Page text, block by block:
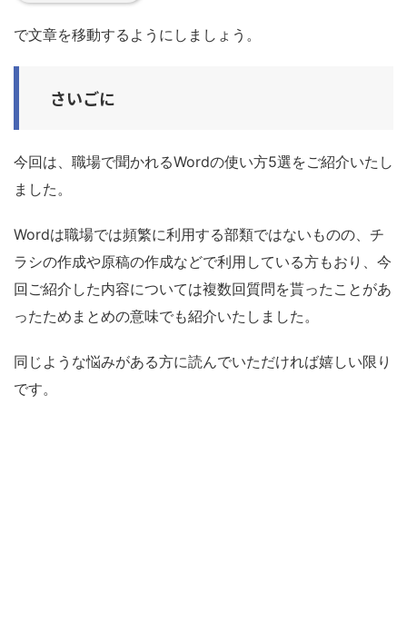
で文章を移動するようにしましょう。
さいごに
今回は、職場で聞かれるWordの使い方5選をご紹介いたし
ました。
Wordは職場では頻繁に利用する部類ではないものの、チ
ラシの作成や原稿の作成などで利用している方もおり、今
回ご紹介した内容については複数回質問を貰ったことがあ
ったためまとめの意味でも紹介いたしました。
同じような悩みがある方に読んでいただければ嬉しい限り
です。